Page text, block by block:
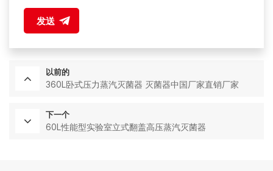
发送
以前的
360L卧式压力蒸汽灭菌器 灭菌器中国厂家直销厂家
下一个
60L性能型实验室立式翻盖高压蒸汽灭菌器